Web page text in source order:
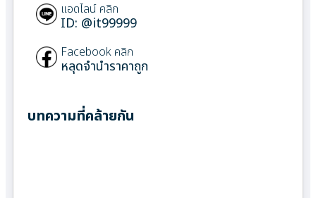
แอดไลน์ คลิก
ID: @it99999
Facebook คลิก
หลุดจำนำราคาถูก
บทความที่คล้ายกัน